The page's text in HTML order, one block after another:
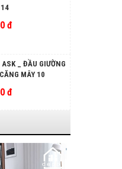
đ
ASK _ ĐẦU GIƯỜNG
MÂY 10
đ